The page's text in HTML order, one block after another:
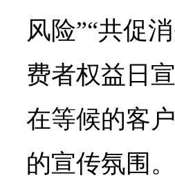
风险”“共促
费者权益日
在等候的客
的宣传氛围。